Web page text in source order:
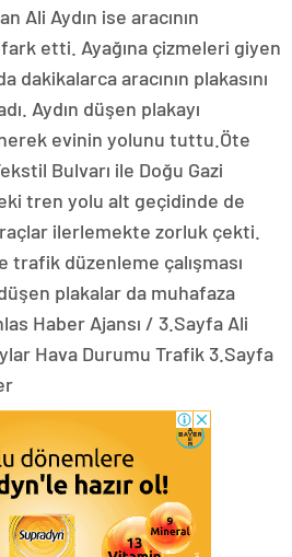
Ali Aydın ise aracının
etti. Ayağına çizmeleri giyen
dakikalarca aracının plakasını
Aydın düşen plakayı
evinin yolunu tuttu.Öte
Bulvarı ile Doğu Gazi
tren yolu alt geçidinde de
ilerlemekte zorluk çekti.
düzenleme çalışması
plakalar da muhafaza
Haber Ajansı / 3.Sayfa Ali
Hava Durumu Trafik 3.Sayfa